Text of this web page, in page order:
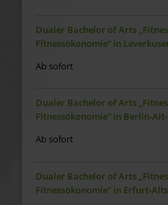
Dualer Bachelor of Arts
Fitnessökonomie“ in
Ab sofort
Dualer Bachelor of Arts
Fitnessökonomie“ in Berlin-
Ab sofort
Dualer Bachelor of Arts
Fitnessökonomie“ in Erfurt-